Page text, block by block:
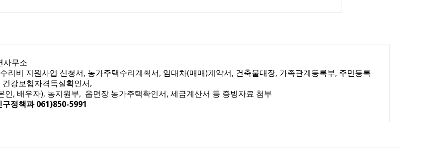
사무소
리비 지원사업 신청서, 농가주택수리계획서, 임대차(매매)계약서, 건축물대장, 가족관계등록부, 주민등록
강보험자격득실확인서,
인, 배우자), 농지원부, 읍면장 농가주택확인서, 세금계산서 등 증빙자료 첨부
구정책과 061)850-5991